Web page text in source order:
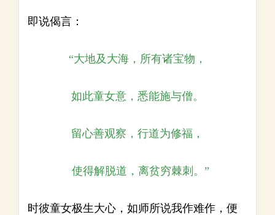
即说偈言：
“大地及大海，所有诸宝物，
如此童女意，悉能施与僧。
留心善观察，行道为修福，
使得解脱道，离贫穷棘刺。”
时彼童女极生大心，如师所说我作难作，便